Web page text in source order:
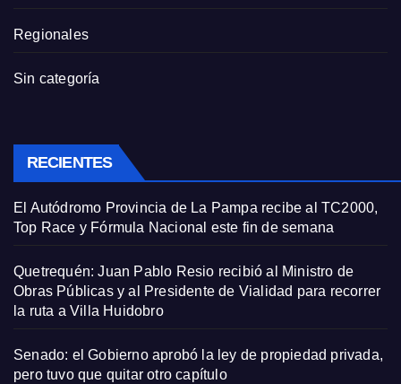
Regionales
Sin categoría
RECIENTES
El Autódromo Provincia de La Pampa recibe al TC2000,
Top Race y Fórmula Nacional este fin de semana
Quetrequén: Juan Pablo Resio recibió al Ministro de
Obras Públicas y al Presidente de Vialidad para recorrer
la ruta a Villa Huidobro
Senado: el Gobierno aprobó la ley de propiedad privada,
pero tuvo que quitar otro capítulo